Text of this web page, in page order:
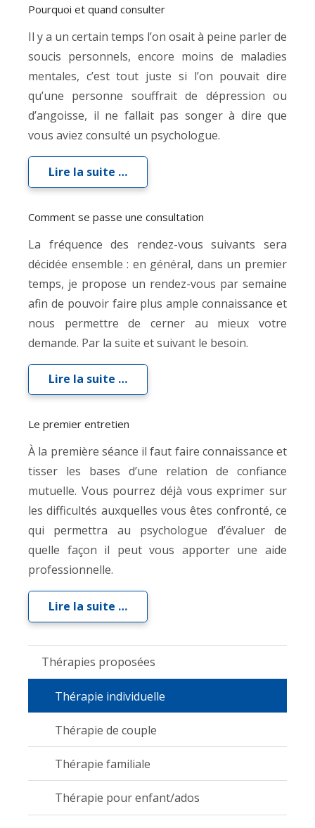
Pourquoi et quand consulter
Il y a un certain temps l’on osait à peine parler de
soucis personnels, encore moins de maladies
mentales, c’est tout juste si l’on pouvait dire
qu’une personne souffrait de dépression ou
d’angoisse, il ne fallait pas songer à dire que
vous aviez consulté un psychologue.
Lire la suite …
Comment se passe une consultation
La fréquence des rendez-vous suivants sera
décidée ensemble : en général, dans un premier
temps, je propose un rendez-vous par semaine
afin de pouvoir faire plus ample connaissance et
nous permettre de cerner au mieux votre
demande. Par la suite et suivant le besoin.
Lire la suite …
Le premier entretien
À la première séance il faut faire connaissance et
tisser les bases d’une relation de confiance
mutuelle. Vous pourrez déjà vous exprimer sur
les difficultés auxquelles vous êtes confronté, ce
qui permettra au psychologue d’évaluer de
quelle façon il peut vous apporter une aide
professionnelle.
Lire la suite …
Thérapies proposées
Thérapie individuelle
Thérapie de couple
Thérapie familiale
Thérapie pour enfant/ados